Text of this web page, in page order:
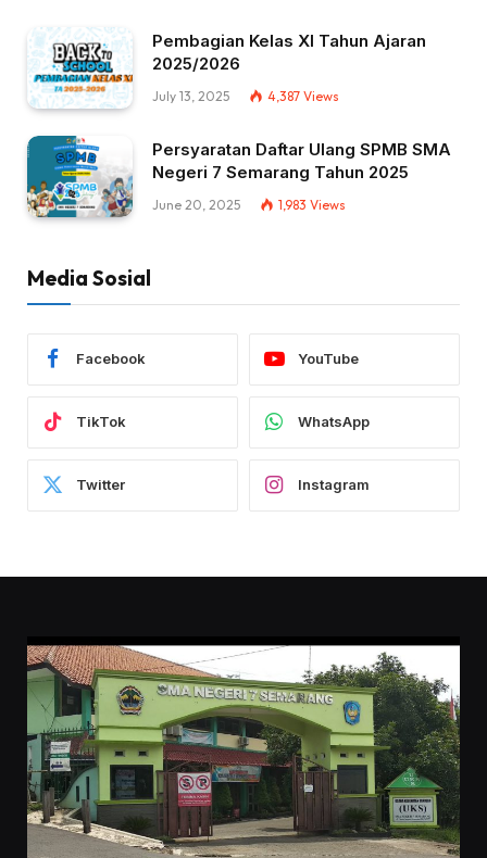
Pembagian Kelas XI Tahun Ajaran
2025/2026
July 13, 2025 4,387 Views
Persyaratan Daftar Ulang SPMB SMA
Negeri 7 Semarang Tahun 2025
June 20, 2025 1,983 Views
Media Sosial
Facebook YouTube
TikTok WhatsApp
Twitter Instagram